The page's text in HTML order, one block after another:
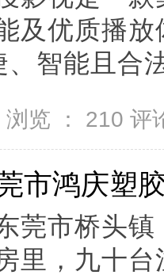
及优质播
、智能且合
览 ： 210 评
市鸿庆塑
莞市桥头
里，九十